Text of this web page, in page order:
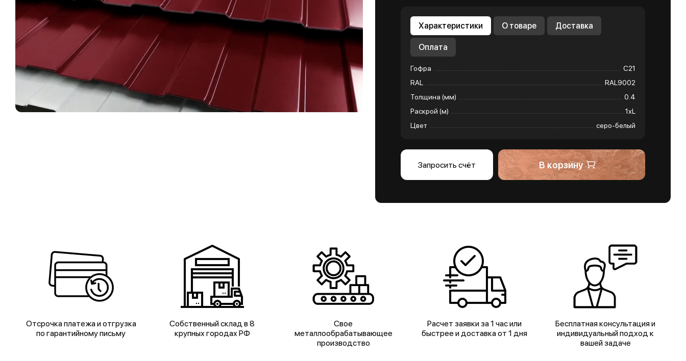
Характеристики О товаре Доставка
Оплата
Гофра
С21
RAL
RAL9002
Толщина (мм)
0.4
Раскрой (м)
1хL
Цвет
серо-белый
Запросить счёт В корзину
Отсрочка платежа и отгрузка
по гарантийному письму
Собственный склад в 8
крупных городах РФ
Свое
металлообрабатывающее
производство
Расчет заявки за 1 час или
быстрее и доставка от 1 дня
Бесплатная консультация и
индивидуальный подход к
вашей задаче